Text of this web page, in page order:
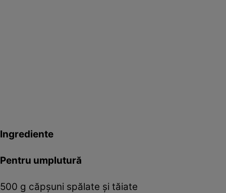
Ingrediente
Pentru umplutură
500 g căpșuni spălate și tăiate